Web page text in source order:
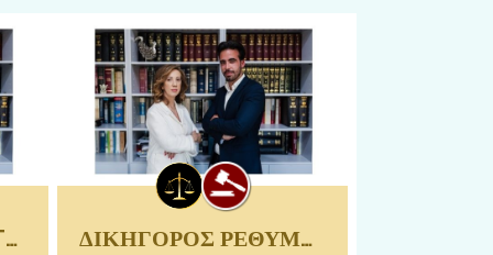
RECHTSANWALT RETHYMNO | LIANDRI VERNER CHARA
ΔΙΚΗΓΟΡΟΣ ΡΕΘΥΜΝΟ | ΛΙΑΝΔΡΗ
ΔΙΚΗΓΟΡΟΣ ΡΕΘΥΜΝΟ | ΛΙΑΝΔΡΗ ΒΕΡΝΕΡ ΧΑΡΑ